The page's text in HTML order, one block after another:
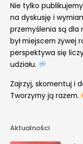
Nie tylko
na dyskusję i
przemyślenia są dla
był miejscem żywej
perspektywa się
udziału.
Zajrzyj, skomentuj i
Tworzymy ją razem.
Aktualności